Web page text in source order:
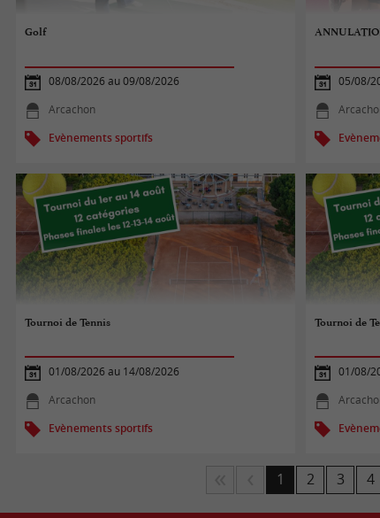
Golf
08/08/2026 au 09/08/2026
Arcachon
Evènements sportifs
05/08/
Tournoi de Tennis
01/08/2026 au 14/08/2026
Arcachon
Evènements sportifs
Tournoi de
01/08/
1 2 3 4